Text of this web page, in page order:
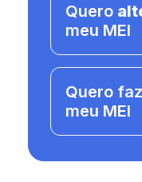
Quero
meu MEI
Quero
meu MEI